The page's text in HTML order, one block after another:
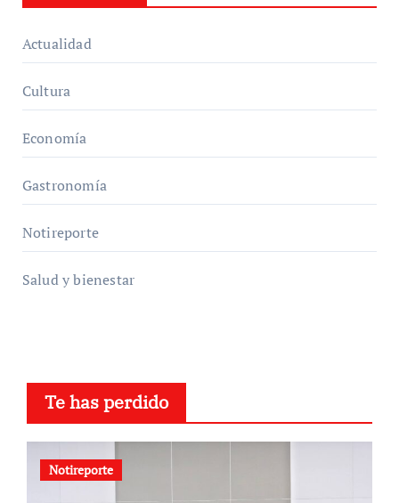
Actualidad
Cultura
Economía
Gastronomía
Notireporte
Salud y bienestar
Te has perdido
Notireporte